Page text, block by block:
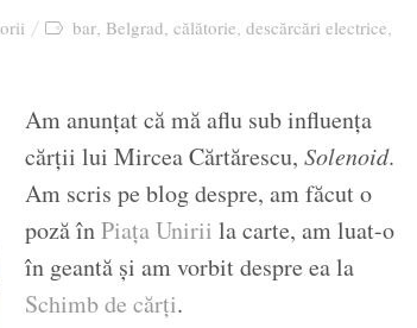
bar, Belgrad, călătorie, descărcări electrice,
Am anunțat că mă aflu sub influența
cărții lui Mircea Cărtărescu, Solenoid.
Am scris pe blog despre, am făcut o
poză înPiața Unirii la carte, am luat-o
în geantă și am vorbit despre ea la
Schimb de cărți.